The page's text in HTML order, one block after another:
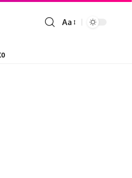
Font
Aa